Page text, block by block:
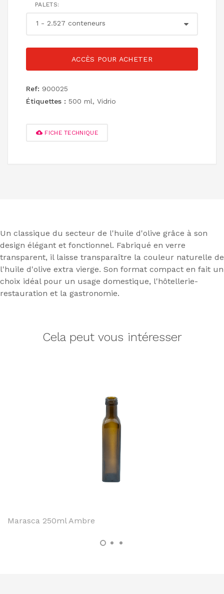
PALETS:
ACCÈS POUR ACHETER
Ref: 900025
Étiquettes : 500 ml, Vidrio
FICHE TECHNIQUE
Un classique du secteur de l'huile d'olive grâce à son
design élégant et fonctionnel. Fabriqué en verre
transparent, il laisse transparaître la couleur naturelle de
l'huile d'olive extra vierge. Son format compact en fait un
choix idéal pour un usage domestique, l'hôtellerie-
restauration et la gastronomie.
Cela peut vous intéresser
Marasca 250ml Ambre